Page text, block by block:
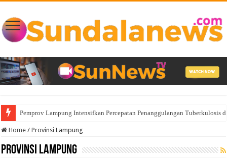
Pemprov Lampung Intensifkan Percepatan Penanggulangan Tuberkulosis
Wagub Jihan Kukuhkan Pengurus Mabigus dan Pembina Gudep UIN
Home / Provinsi Lampung
Provinsi Lampung